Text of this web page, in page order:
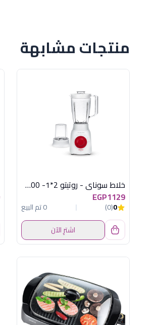
منتجات مشابهة
خلاط سوناي - روتيتو 2*1- 500 وات، 1.5 لتر، 3 سرعات MAR-2510
EGP1129
0
(0)
0 تم البيع
اشترِ الآن